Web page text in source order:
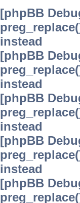
[phpBB
instead
[phpBB
instead
[phpBB
instead
[phpBB
instead
[phpBB